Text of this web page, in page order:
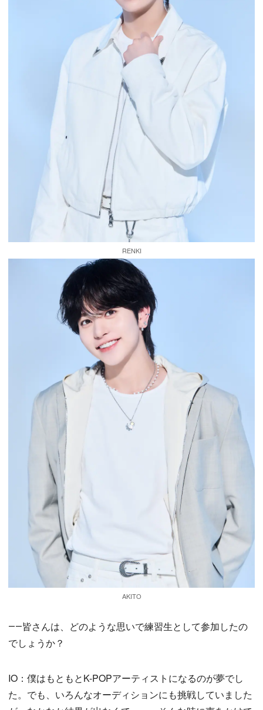
RENKI
AKITO
――皆さんは、どのような思いで練習生として参加したの
でしょうか？
IO：僕はもともとK-POPアーティストになるのが夢でし
た。でも、いろんなオーディションにも挑戦していました